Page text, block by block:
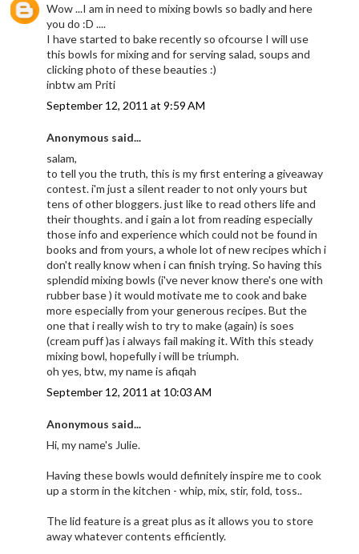
Wow ...I am in need to mixing bowls so badly and here
you do :D ....
I have started to bake recently so ofcourse I will use
this bowls for mixing and for serving salad, soups and
clicking photo of these beauties :)
inbtw am Priti
September 12, 2011 at 9:59 AM
Anonymous said...
salam,
to tell you the truth, this is my first entering a giveaway
contest. i'm just a silent reader to not only yours but
tens of other bloggers. just like to read others life and
their thoughts. and i gain a lot from reading especially
those info and experience which could not be found in
books and from yours, a whole lot of new recipes which i
don't really know when i can finish trying. So having this
splendid mixing bowls (i've never know there's one with
rubber base ) it would motivate me to cook and bake
more especially from your generous recipes. But the
one that i really wish to try to make (again) is soes
(cream puff )as i always fail making it. With this steady
mixing bowl, hopefully i will be triumph.
oh yes, btw, my name is afiqah
September 12, 2011 at 10:03 AM
Anonymous said...
Hi, my name's Julie.
Having these bowls would definitely inspire me to cook
up a storm in the kitchen - whip, mix, stir, fold, toss..
The lid feature is a great plus as it allows you to store
away whatever contents efficiently.